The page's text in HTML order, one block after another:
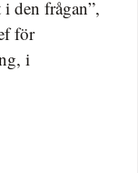
den frågan”,
för
i